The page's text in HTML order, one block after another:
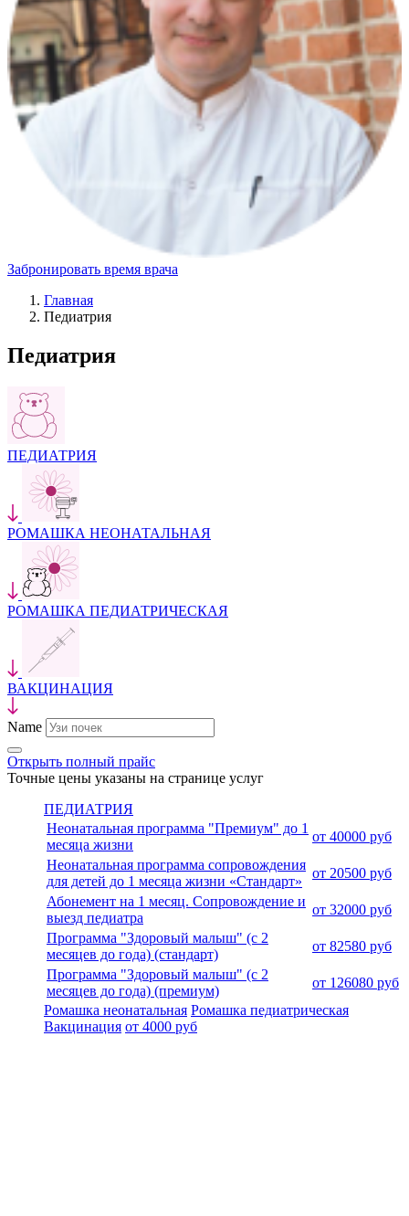
Забронировать время врача
Главная
Педиатрия
Педиатрия
ПЕДИАТРИЯ
РОМАШКА НЕОНАТАЛЬНАЯ
РОМАШКА ПЕДИАТРИЧЕСКАЯ
ВАКЦИНАЦИЯ
Name
Открыть полный прайс
Точные цены указаны на странице услуг
ПЕДИАТРИЯ
Неонатальная программа "Премиум" до 1
месяца жизни
от 40000 руб
Неонатальная программа сопровождения
для детей до 1 месяца жизни «Стандарт»
от 20500 руб
Абонемент на 1 месяц. Сопровождение и
выезд педиатра
от 32000 руб
Программа "Здоровый малыш" (с 2
месяцев до года) (стандарт)
от 82580 руб
Программа "Здоровый малыш" (с 2
месяцев до года) (премиум)
от 126080 руб
Ромашка неонатальная Ромашка педиатрическая
Вакцинация от 4000 руб